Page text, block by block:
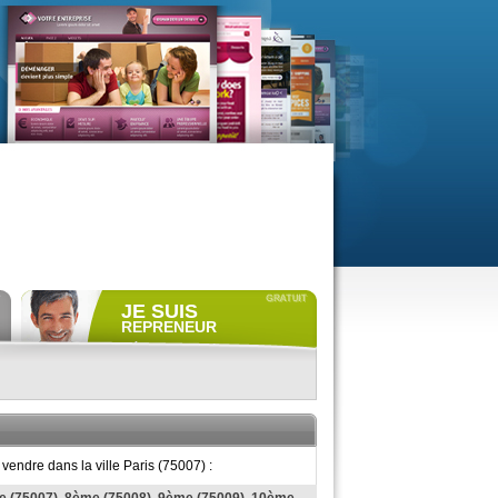
JE SUIS
REPRENEUR
Déposer gratuitementune
ACCÈS REPRENEUR
dans la ville Paris (75007) :